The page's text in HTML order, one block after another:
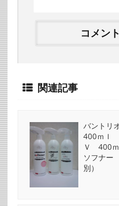
関連記事
バントリ
400ｍｌ
Ｖ 400
ソフナ
別）